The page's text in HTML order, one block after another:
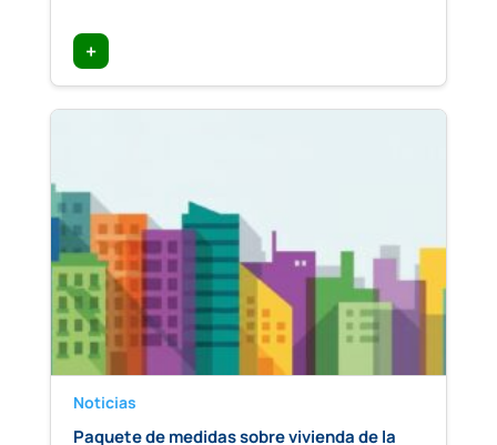
+
Noticias
Paquete de medidas sobre vivienda de la